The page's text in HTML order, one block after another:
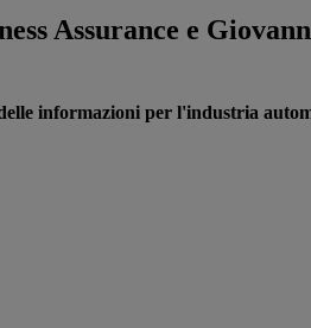
Assurance e
informazioni per l'industria